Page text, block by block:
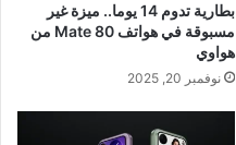
بطارية تدوم 14 يوما.. ميزة غير
مسبوقة في هواتف Mate 80 من
هواوي
نوفمبر 20, 2025